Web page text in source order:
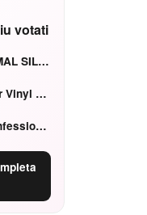
votati
MAC M·A·CXIMAL SILKY MATTE Red Rock mat
Deborah Super Vinyl Shake Rosa Ciliegia
Hourglass Confession Ricaricabile Ultra Preciso Ad Alta Intensità Secretly Classic Red